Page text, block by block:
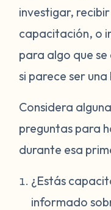
investigar,
capacitación, o
para algo que
si parece ser
Considera
preguntas para
durante esa
¿Estás
informado